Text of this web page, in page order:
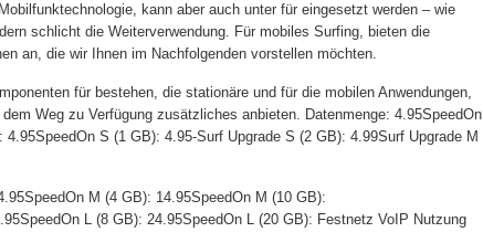
kann aber auch unter für eingesetzt werden – wie
schlicht die Weiterverwendung. Für mobiles Surfing, bieten die
an, die wir Ihnen im Nachfolgenden vorstellen möchten.
für bestehen, die stationäre und für die mobilen Anwendungen,
Weg zu Verfügung zusätzliches anbieten. Datenmenge: 4.95SpeedOn
S (1 GB): 4.95-Surf Upgrade S (2 GB): 4.99Surf Upgrade M
M (4 GB): 14.95SpeedOn M (10 GB):
L (8 GB): 24.95SpeedOn L (20 GB): Festnetz VoIP Nutzung